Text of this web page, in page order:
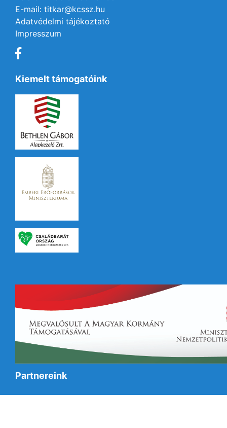
E-mail: titkar@kcssz.hu
Adatvédelmi tájékoztató
Impresszum
Kiemelt támogatóink
Partnereink